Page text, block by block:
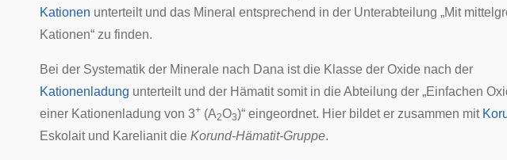
Kationen unterteilt und das Mineral entsprechend in der Unterabteilung „Mit
Kationen“ zu finden.
Bei der Systematik der Minerale nach Dana ist die Klasse der Oxide nach der
Kationenladung unterteilt und der Hämatit somit in die Abteilung der „Einfachen
einer Kationenladung von 3+ (A2O3)“ eingeordnet. Hier bildet er zusammen mit
Eskolaitund Karelianitdie Korund-Hämatit-Gruppe.